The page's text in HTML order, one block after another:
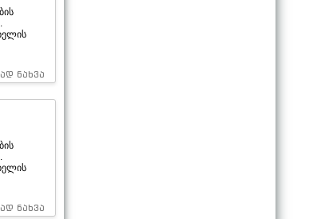
ნახვა
ნახვა